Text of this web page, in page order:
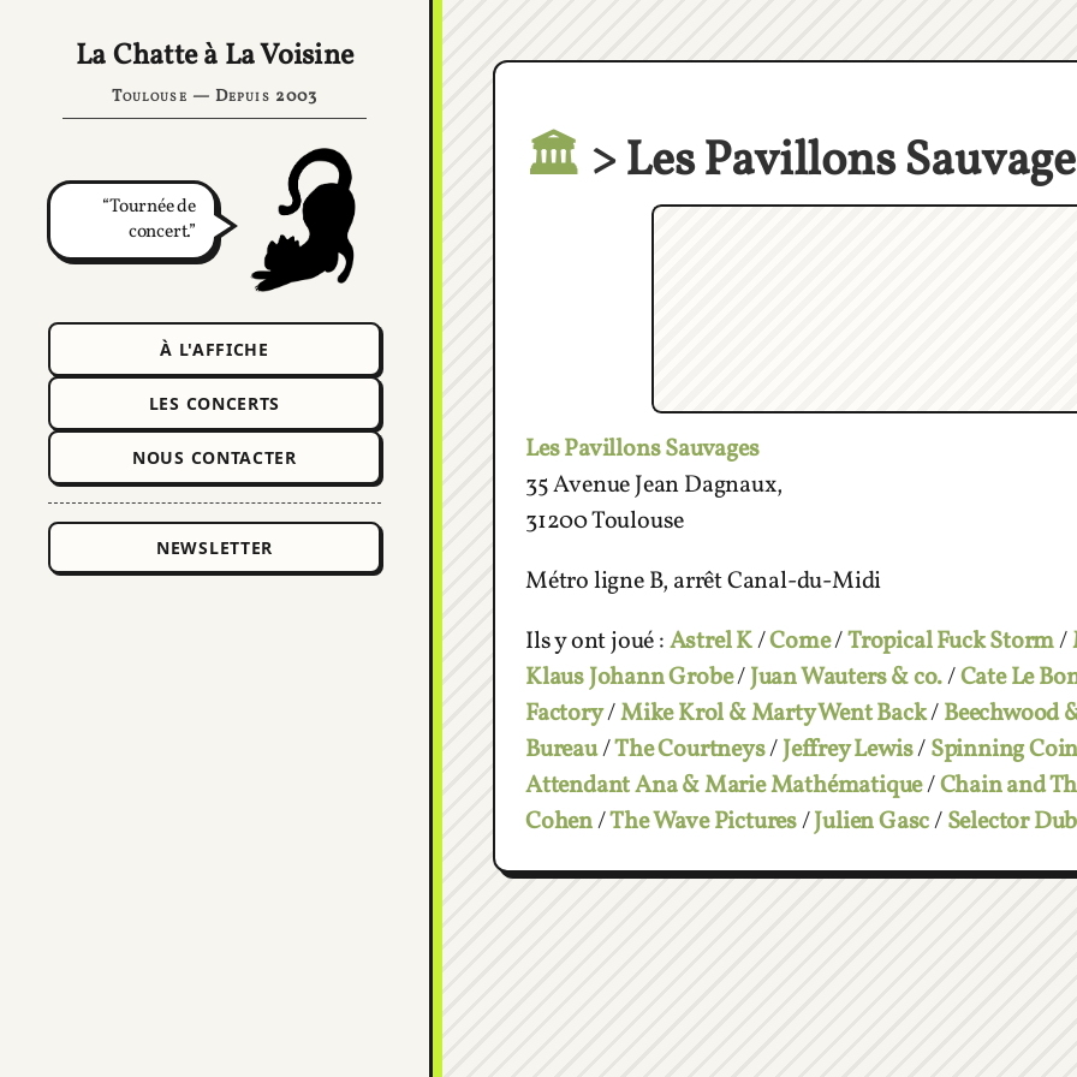
La Chatte à La Voisine
Toulouse — Depuis 2003
Tournée de
concert.
À L'AFFICHE
LES CONCERTS
NOUS CONTACTER
🏛️ > Les Pavillons
Les Pavillons Sauvages
35 Avenue Jean Dagnaux,
31200 Toulouse
Métro ligne B, arrêt Canal-du-Midi
Ils y ont joué :Astrel K/Come/Tropical Fuck Storm/
Klaus Johann Grobe/Juan Wauters & co./Cate Le
Factory/Mike Krol & Marty Went Back/Beechwood
Bureau/The Courtneys/Jeffrey Lewis/Spinning
Attendant Ana & Marie Mathématique/Chain and
Cohen/The Wave Pictures/Julien Gasc/Selector